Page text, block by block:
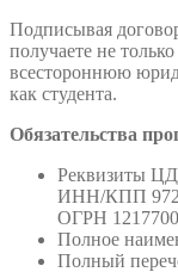
Подписывая
получаете не
всестороннюю
как студента.
Обязательства
Реквизиты
ИНН/КПП
ОГРН
Полное
Полный